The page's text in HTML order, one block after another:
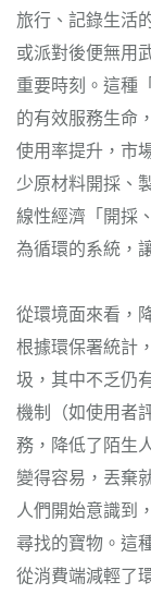
旅行、記錄生活
或派對後便無用
重要時刻。這種
的有效服務生命
使用率提升，市
少原材料開採、
線性經濟「開採
為循環的系統，
從環境面來看，
根據環保署統計
圾，其中不乏仍
機制（如使用者
務，降低了陌生
變得容易，丟棄
人們開始意識到
尋找的寶物。這
從消費端減輕了